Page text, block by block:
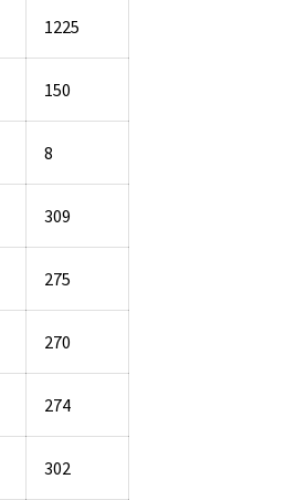
1225
150
8
309
275
270
274
302